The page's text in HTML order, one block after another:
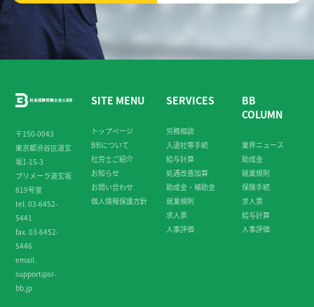
〒150-0043
東京都渋谷区道玄
坂1-15-3
プリメーラ道玄坂
819号室
tel. 03-6452-
5441
fax. 03-6452-
5446
email.
support@sr-
bb.jp
SITE MENU
トップページ
BBについて
社労士ご紹介
お知らせ
お問い合わせ
個人情報保護方針
SERVICES
労務相談
入退社等手続
給与計算
処遇改善加算
助成金・補助金
就業規則
求人票
人事評価
BB
COLUMN
業界ニュース
助成金
就業規則
保険手続
求人票
給与計算
人事評価